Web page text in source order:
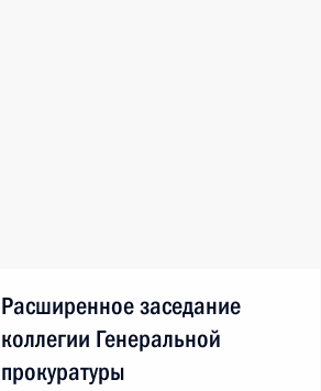
Расширенное заседание
коллегии Генеральной
прокуратуры